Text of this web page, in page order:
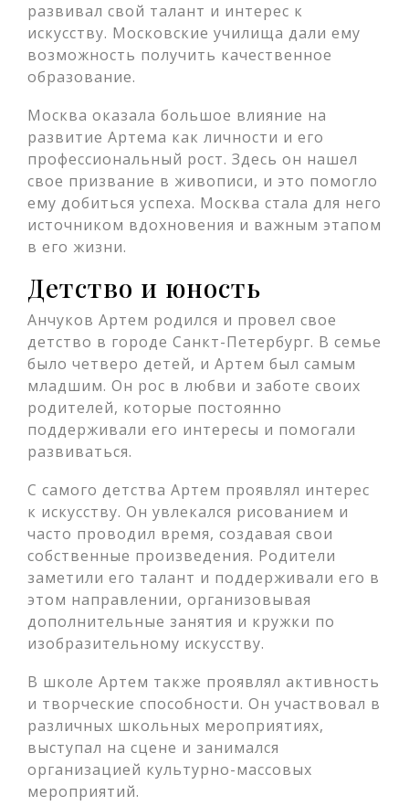
развивал свой талант и интерес к
искусству. Московские училища дали ему
возможность получить качественное
образование.
Москва оказала большое влияние на
развитие Артема как личности и его
профессиональный рост. Здесь он нашел
свое призвание в живописи, и это помогло
ему добиться успеха. Москва стала для него
источником вдохновения и важным этапом
в его жизни.
Детство и юность
Анчуков Артем родился и провел свое
детство в городе Санкт-Петербург. В семье
было четверо детей, и Артем был самым
младшим. Он рос в любви и заботе своих
родителей, которые постоянно
поддерживали его интересы и помогали
развиваться.
С самого детства Артем проявлял интерес
к искусству. Он увлекался рисованием и
часто проводил время, создавая свои
собственные произведения. Родители
заметили его талант и поддерживали его в
этом направлении, организовывая
дополнительные занятия и кружки по
изобразительному искусству.
В школе Артем также проявлял активность
и творческие способности. Он участвовал в
различных школьных мероприятиях,
выступал на сцене и занимался
организацией культурно-массовых
мероприятий.